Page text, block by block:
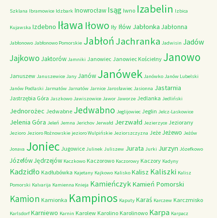
Szklana Ibramowice Idzbark Inowrocław Isąg Iwno Izabelin Izbica
Kujawska Izdebno Iława Iłowo Iły Iłów Jabłonka Jabłonna
Jabłonowo Jabłonowo Pomorskie JabłońJachranka Jadwisin Jadów
Jajkowo Jaktorów Jamniki Janowiec Janowiec Kościelny Janowo
Januszew Januszewice Jany Janów Janówek Janówko Janów Lubelski
Janów Podlaski Jarmatów Jarnatów Jarnice Jarosławiec Jasionna Jastarnia
Jastrzębia Góra Jaszkowo Jawiszowice Jawor Jaworze Jedlanka Jedliński
Jednorożec Jedwabne Jedwabno Jeglijowiec Jeglin Jelcz-Laskowice
Jelenia Góra Jeleń Jemna Jerichov Jerwałd Jerzwałd Jezierzyce Jeziorany
Jezioro Jezioro Rożnowskie jezioro Wulpińskie Jeziorszczyzna Jeże Jeżewo Jeżów
Jonava Joniec Jugowice Julinek Juliszew Jurata Jurki Jurzyn Józefkowo
JózefówJędrzejów Kaczkowo Kaczorowo Kaczorowy Kaczory Kadyny
Kadzidło Kadłubówka Kajetany Kajkowo Kalisko Kalisz Kaliszki Kalisz
Pomorski Kalvarija Kamienna Knieja Kamieńczyk Kamień Pomorski
Kamion Kamionka Kampinos Kaputy Karaś Karczew Karczmisko
Karlsdorf Karniewo Karnin Karolew Karolino Karolinowo Karpa Karpacz